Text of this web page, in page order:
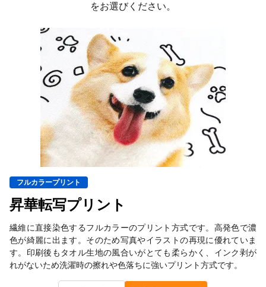
をお選びください。
フルカラープリント
昇華転写プリント
繊維に直接染色するフルカラーのプリント方式です。高発色で濃
色が綺麗に出ます。そのため写真やイラストの再現に優れていま
す。印刷後もタオル生地の風合いがとても柔らかく、インク剥が
れがないため洗濯時の擦れや色落ちに強いプリント方式です。